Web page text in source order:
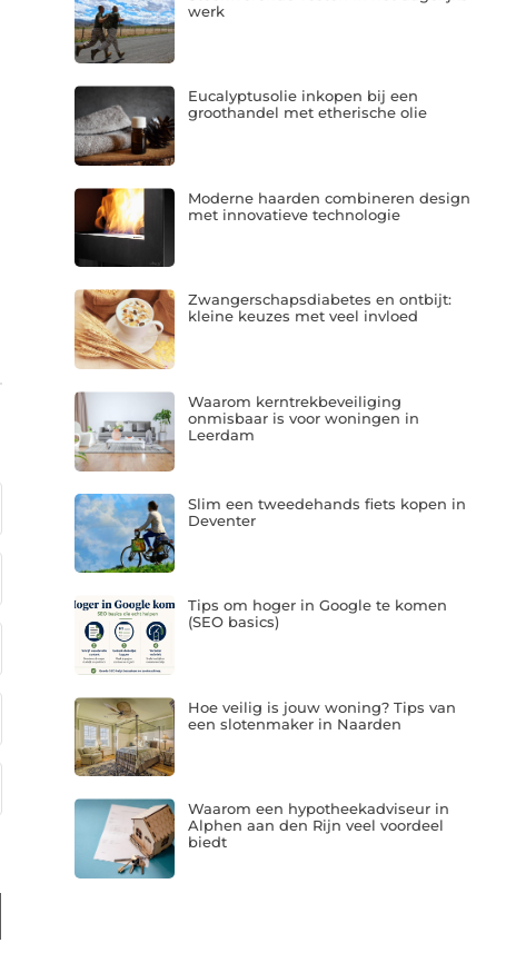
werk
Eucalyptusolie inkopen bij een
groothandel met etherische olie
Moderne haarden combineren design
met innovatieve technologie
Zwangerschapsdiabetes en ontbijt:
kleine keuzes met veel invloed
Waarom kerntrekbeveiliging
onmisbaar is voor woningen in
Leerdam
Slim een tweedehands fiets kopen in
Deventer
Tips om hoger in Google te komen
(SEO basics)
Hoe veilig is jouw woning? Tips van
een slotenmaker in Naarden
Waarom een hypotheekadviseur in
Alphen aan den Rijn veel voordeel
biedt